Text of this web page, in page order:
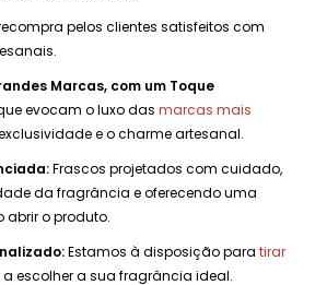
pelos clientes satisfeitos com
Marcas, com um Toque
evocam o luxo das marcas mais
e o charme artesanal.
Frascos projetados com cuidado,
da fragrância e oferecendo uma
abrir o produto.
Estamos à disposição para tirar
escolher a sua fragrância ideal.